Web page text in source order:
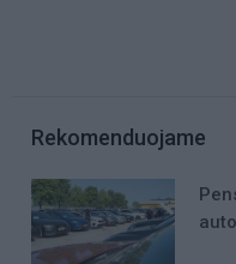
Rekomenduojame